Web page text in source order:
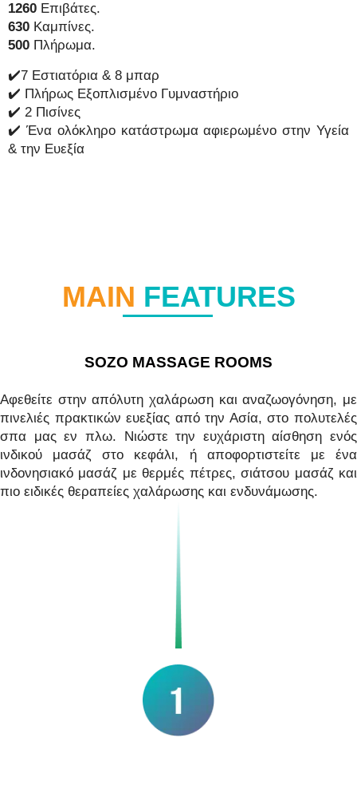
1260 Επιβάτες.
630 Καμπίνες.
500 Πλήρωμα.
✔️7 Εστιατόρια & 8 μπαρ
✔️ Πλήρως Εξοπλισμένο Γυμναστήριο
✔️ 2 Πισίνες
✔️ Ένα ολόκληρο κατάστρωμα αφιερωμένο στην Υγεία
& την Ευεξία
MAIN FEATURES
SOZO MASSAGE ROOMS
Αφεθείτε στην απόλυτη χαλάρωση και αναζωογόνηση, με
πινελιές πρακτικών ευεξίας από την Ασία, στο πολυτελές
σπα μας εν πλω. Νιώστε την ευχάριστη αίσθηση ενός
ινδικού μασάζ στο κεφάλι, ή αποφορτιστείτε με ένα
ινδονησιακό μασάζ με θερμές πέτρες, σιάτσου μασάζ και
πιο ειδικές θεραπείες χαλάρωσης και ενδυνάμωσης.